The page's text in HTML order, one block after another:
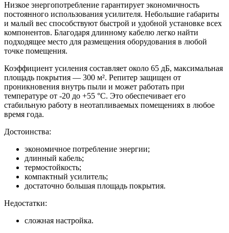
Низкое энергопотребление гарантирует экономичность
постоянного использования усилителя. Небольшие габариты
и малый вес способствуют быстрой и удобной установке всех
компонентов. Благодаря длинному кабелю легко найти
подходящее место для размещения оборудования в любой
точке помещения.
Коэффициент усиления составляет около 65 дБ, максимальная
площадь покрытия — 300 м². Репитер защищен от
проникновения внутрь пыли и может работать при
температуре от -20 до +55 °С. Это обеспечивает его
стабильную работу в неотапливаемых помещениях в любое
время года.
Достоинства:
экономичное потребление энергии;
длинный кабель;
термостойкость;
компактный усилитель;
достаточно большая площадь покрытия.
Недостатки:
сложная настройка.